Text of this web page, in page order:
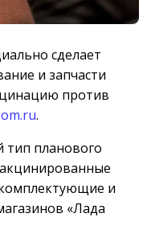
сделает
и запчасти
против
.
тип планового
и
«Лада